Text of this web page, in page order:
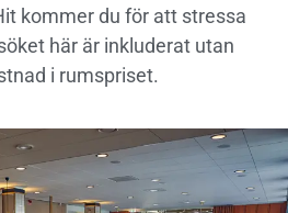
kommer du för att stressa
här är inkluderat utan
i rumspriset.